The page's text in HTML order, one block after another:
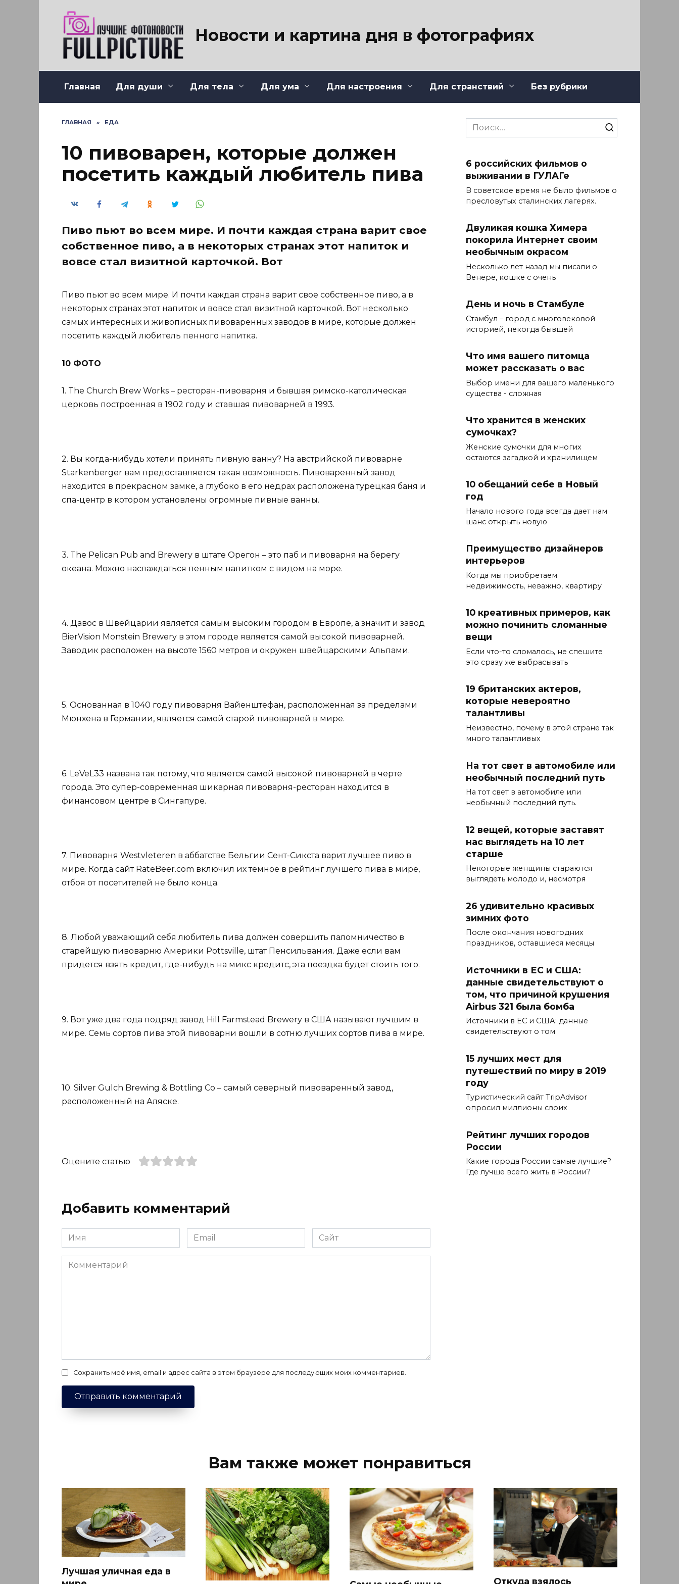
Новости и картина дня в фотографиях
Главная Для души Для тела Для ума Для настроения Для странствий Без рубрики
ГЛАВНАЯ » ЕДА
10 пивоварен, которые должен
посетить каждый любитель пива
Пиво пьют во всем мире. И почти каждая страна варит свое
собственное пиво, а в некоторых странах этот напиток и
вовсе стал визитной карточкой. Вот
Пиво пьют во всем мире. И почти каждая страна варит свое собственное пиво, а в
некоторых странах этот напиток и вовсе стал визитной карточкой. Вот несколько
самых интересных и живописных пивоваренных заводов в мире, которые должен
посетить каждый любитель пенного напитка.
10 ФОТО
1. The Church Brew Works – ресторан-пивоварня и бывшая римско-католическая
церковь построенная в 1902 году и ставшая пивоварней в 1993.
2. Вы когда-нибудь хотели принять пивную ванну? На австрийской пивоварне
Starkenberger вам предоставляется такая возможность. Пивоваренный завод
находится в прекрасном замке, а глубоко в его недрах расположена турецкая баня и
спа-центр в котором установлены огромные пивные ванны.
3. The Pelican Pub and Brewery в штате Орегон – это паб и пивоварня на берегу
океана. Можно наслаждаться пенным напитком с видом на море.
4. Давос в Швейцарии является самым высоким городом в Европе, а значит и завод
BierVision Monstein Brewery в этом городе является самой высокой пивоварней.
Заводик расположен на высоте 1560 метров и окружен швейцарскими Альпами.
5. Основанная в 1040 году пивоварня Вайенштефан, расположенная за пределами
Мюнхена в Германии, является самой старой пивоварней в мире.
6. LeVeL33 названа так потому, что является самой высокой пивоварней в черте
города. Это супер-современная шикарная пивоварня-ресторан находится в
финансовом центре в Сингапуре.
7. Пивоварня Westvleteren в аббатстве Бельгии Сент-Сикста варит лучшее пиво в
мире. Когда сайт RateBeer.com включил их темное в рейтинг лучшего пива в мире,
отбоя от посетителей не было конца.
8. Любой уважающий себя любитель пива должен совершить паломничество в
старейшую пивоварню Америки Pottsville, штат Пенсильвания. Даже если вам
придется взять кредит, где-нибудь на микс кредитс, эта поездка будет стоить того.
9. Вот уже два года подряд завод Hill Farmstead Brewery в США называют лучшим в
мире. Семь сортов пива этой пивоварни вошли в сотню лучших сортов пива в мире.
10. Silver Gulch Brewing & Bottling Co – самый северный пивоваренный завод,
расположенный на Аляске.
Оцените статью
Добавить комментарий
Имя
*
Email
*
Сайт
Комментарий
Сохранить моё имя, email и адрес сайта в этом браузере для последующих моих комментариев.
Search
for:
6 российских фильмов о
выживании в ГУЛАГе
В советское время не было фильмов о
пресловутых сталинских лагерях.
Двуликая кошка Химера
покорила Интернет своим
необычным окрасом
Несколько лет назад мы писали о
Венере, кошке с очень
День и ночь в Стамбуле
Стамбул – город с многовековой
историей, некогда бывшей
Что имя вашего питомца
может рассказать о вас
Выбор имени для вашего маленького
существа - сложная
Что хранится в женских
сумочках?
Женские сумочки для многих
остаются загадкой и хранилищем
10 обещаний себе в Новый
год
Начало нового года всегда дает нам
шанс открыть новую
Преимущество дизайнеров
интерьеров
Когда мы приобретаем
недвижимость, неважно, квартиру
10 креативных примеров, как
можно починить сломанные
вещи
Если что-то сломалось, не спешите
это сразу же выбрасывать
19 британских актеров,
которые невероятно
талантливы
Неизвестно, почему в этой стране так
много талантливых
На тот свет в автомобиле или
необычный последний путь
На тот свет в автомобиле или
необычный последний путь.
12 вещей, которые заставят
нас выглядеть на 10 лет
старше
Некоторые женщины стараются
выглядеть молодо и, несмотря
26 удивительно красивых
зимних фото
После окончания новогодних
праздников, оставшиеся месяцы
Источники в ЕС и США:
данные свидетельствуют о
том, что причиной крушения
Airbus 321 была бомба
Источники в ЕС и США: данные
свидетельствуют о том
15 лучших мест для
путешествий по миру в 2019
году
Туристический сайт TripAdvisor
опросил миллионы своих
Рейтинг лучших городов
России
Какие города России самые лучшие?
Где лучше всего жить в России?
Вам также может понравиться
Лучшая уличная еда в
Откуда взялось